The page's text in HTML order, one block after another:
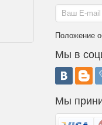
Положение
Мы в
Мы